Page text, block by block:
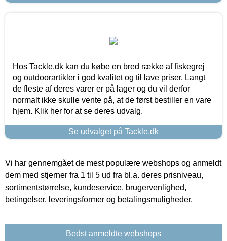
Hos Tackle.dk kan du købe en bred række af fiskegrej
og outdoorartikler i god kvalitet og til lave priser. Langt
de fleste af deres varer er på lager og du vil derfor
normalt ikke skulle vente på, at de først bestiller en vare
hjem. Klik her for at se deres udvalg.
Se udvalget på Tackle.dk
Vi har gennemgået de mest populære webshops og anmeldt
dem med stjerner fra 1 til 5 ud fra bl.a. deres prisniveau,
sortimentstørrelse, kundeservice, brugervenlighed,
betingelser, leveringsformer og betalingsmuligheder.
Bedst anmeldte webshops